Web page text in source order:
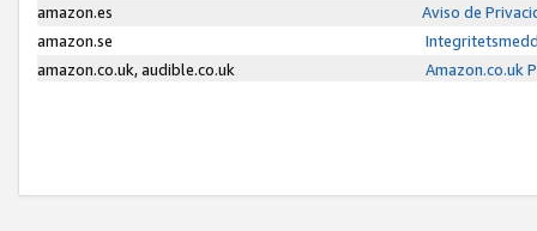
amazon.es
Aviso de
amazon.se
amazon.co.uk, audible.co.uk
Amazon.co.uk